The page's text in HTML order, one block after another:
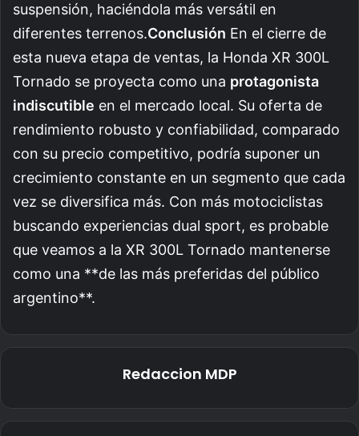
suspensión, haciéndola más versátil en
diferentes terrenos.Conclusión En el cierre de
esta nueva etapa de ventas, la Honda XR 300L
Tornado se proyecta como una protagonista
indiscutible en el mercado local. Su oferta de
rendimiento robusto y confiabilidad, comparado
con su precio competitivo, podría suponer un
crecimiento constante en un segmento que cada
vez se diversifica más. Con más motociclistas
buscando experiencias dual sport, es probable
que veamos a la XR 300L Tornado mantenerse
como una **de las más preferidas del público
argentino**.
Redaccion MDP